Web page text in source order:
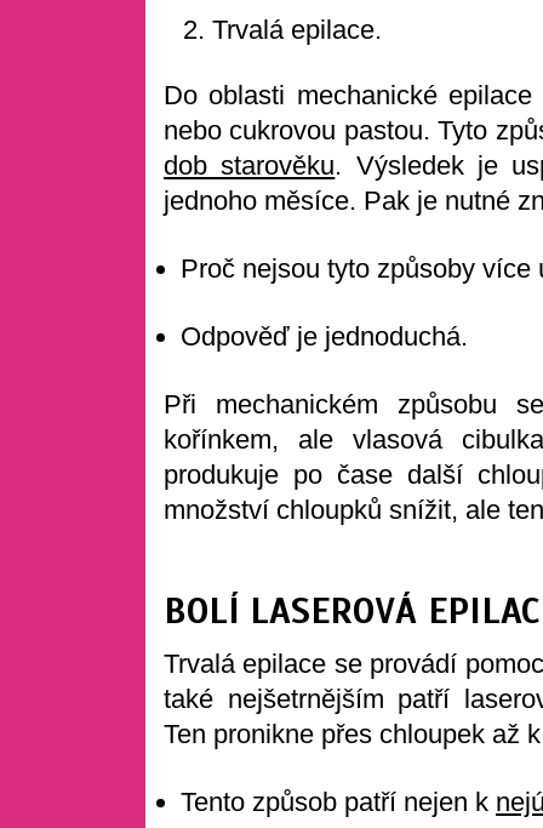
Trvalá epilace.
Do oblasti mechanické
nebo cukrovou pastou. Tyto
dob starověku. Výsledek je
jednoho měsíce. Pak je nutné
Proč nejsou tyto způsoby více
Odpověď je jednoduchá.
Při mechanickém způsobu
kořínkem, ale vlasová
produkuje po čase další
množství chloupků snížit, ale
BOLÍ LASEROVÁ
Trvalá epilace se provádí
také nejšetrnějším patří
Ten pronikne přes chloupek až
Tento způsob patří nejen k